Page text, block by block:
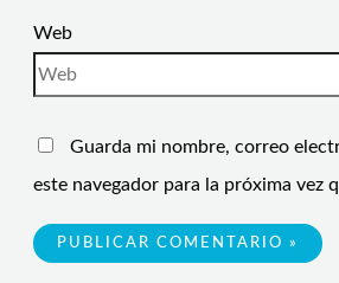
Web
Guarda mi nombre, correo
este navegador para la próxima vez